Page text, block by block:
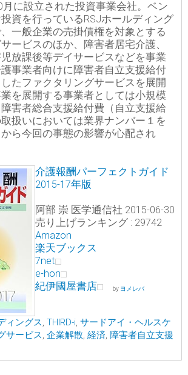
月に設立された投資事業会社。ベン
資を行っているRSJホールディング
一般企業の売掛債権を対象とする
ービスのほか、障害者居宅介護、
放課後等デイサービスなどを事業
事業者向けに障害者自立支援給付
たファクタリングサービスを展開
を展開する事業者としては小規模
害者総合支援給付費（自立支援給
扱いにおいては業界ナンバー１を
ら今回の事態の影響が心配され
介護報酬パーフェクトガイド
2015-17年版
阿部 崇 医学通信社 2015-06-30
売り上げランキング : 29742
Amazon
楽天ブックス
7net
e-hon
紀伊國屋書店
by ヨメレバ
ィングス, THIRD-i, サードアイ・ヘルスケ
サービス, 企業解散, 経済, 障害者自立支援